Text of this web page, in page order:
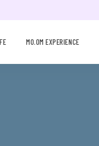
MO.OM EXPERIENCE